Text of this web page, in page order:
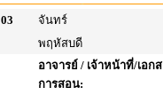
03
จันทร์
พฤหัสบดี
อาจารย์ / เจ้าหน้าที่/เอก
การสอน: